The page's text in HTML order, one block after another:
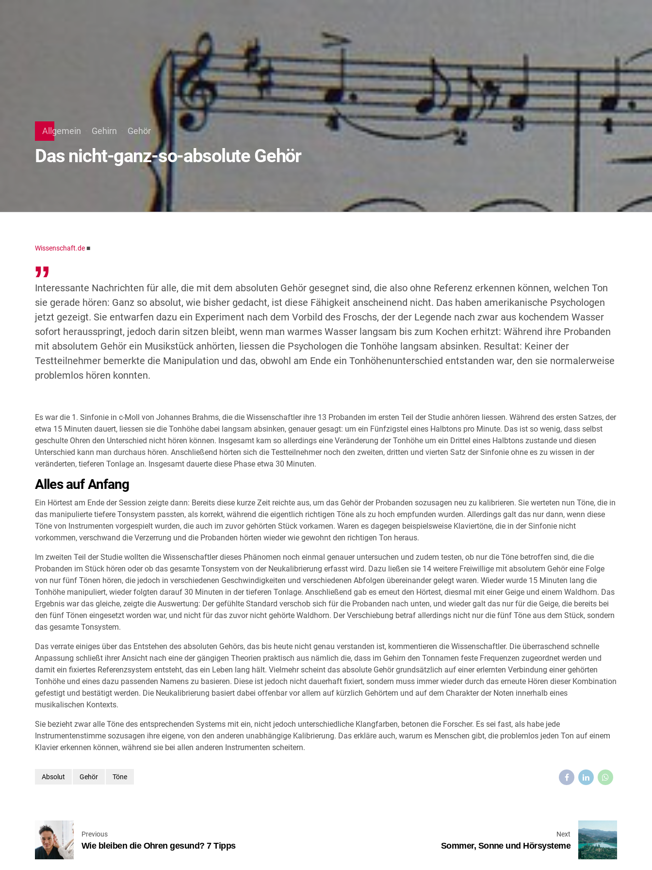
Allgemein Gehirn Gehör
Das nicht-ganz-so-absolute Gehör
Wissenschaft.de■
Interessante Nachrichten für alle, die mit dem absoluten Gehör gesegnet sind, die also ohne Referenz erkennen können, welchen Ton
sie gerade hören: Ganz so absolut, wie bisher gedacht, ist diese Fähigkeit anscheinend nicht. Das haben amerikanische Psychologen
jetzt gezeigt. Sie entwarfen dazu ein Experiment nach dem Vorbild des Froschs, der der Legende nach zwar aus kochendem Wasser
sofort herausspringt, jedoch darin sitzen bleibt, wenn man warmes Wasser langsam bis zum Kochen erhitzt: Während ihre Probanden
mit absolutem Gehör ein Musikstück anhörten, liessen die Psychologen die Tonhöhe langsam absinken. Resultat: Keiner der
Testteilnehmer bemerkte die Manipulation und das, obwohl am Ende ein Tonhöhenunterschied entstanden war, den sie normalerweise
problemlos hören konnten.
Es war die 1. Sinfonie in c-Moll von Johannes Brahms, die die Wissenschaftler ihre 13 Probanden im ersten Teil der Studie anhören liessen. Während des ersten Satzes, der
etwa 15 Minuten dauert, liessen sie die Tonhöhe dabei langsam absinken, genauer gesagt: um ein Fünfzigstel eines Halbtons pro Minute. Das ist so wenig, dass selbst
geschulte Ohren den Unterschied nicht hören können. Insgesamt kam so allerdings eine Veränderung der Tonhöhe um ein Drittel eines Halbtons zustande und diesen
Unterschied kann man durchaus hören. Anschließend hörten sich die Testteilnehmer noch den zweiten, dritten und vierten Satz der Sinfonie ohne es zu wissen in der
veränderten, tieferen Tonlage an. Insgesamt dauerte diese Phase etwa 30 Minuten.
Alles auf Anfang
Ein Hörtest am Ende der Session zeigte dann: Bereits diese kurze Zeit reichte aus, um das Gehör der Probanden sozusagen neu zu kalibrieren. Sie werteten nun Töne, die in
das manipulierte tiefere Tonsystem passten, als korrekt, während die eigentlich richtigen Töne als zu hoch empfunden wurden. Allerdings galt das nur dann, wenn diese
Töne von Instrumenten vorgespielt wurden, die auch im zuvor gehörten Stück vorkamen. Waren es dagegen beispielsweise Klaviertöne, die in der Sinfonie nicht
vorkommen, verschwand die Verzerrung und die Probanden hörten wieder wie gewohnt den richtigen Ton heraus.
Im zweiten Teil der Studie wollten die Wissenschaftler dieses Phänomen noch einmal genauer untersuchen und zudem testen, ob nur die Töne betroffen sind, die die
Probanden im Stück hören oder ob das gesamte Tonsystem von der Neukalibrierung erfasst wird. Dazu ließen sie 14 weitere Freiwillige mit absolutem Gehör eine Folge
von nur fünf Tönen hören, die jedoch in verschiedenen Geschwindigkeiten und verschiedenen Abfolgen übereinander gelegt waren. Wieder wurde 15 Minuten lang die
Tonhöhe manipuliert, wieder folgten darauf 30 Minuten in der tieferen Tonlage. Anschließend gab es erneut den Hörtest, diesmal mit einer Geige und einem Waldhorn. Das
Ergebnis war das gleiche, zeigte die Auswertung: Der gefühlte Standard verschob sich für die Probanden nach unten, und wieder galt das nur für die Geige, die bereits bei
den fünf Tönen eingesetzt worden war, und nicht für das zuvor nicht gehörte Waldhorn. Der Verschiebung betraf allerdings nicht nur die fünf Töne aus dem Stück, sondern
das gesamte Tonsystem.
Das verrate einiges über das Entstehen des absoluten Gehörs, das bis heute nicht genau verstanden ist, kommentieren die Wissenschaftler. Die überraschend schnelle
Anpassung schließt ihrer Ansicht nach eine der gängigen Theorien praktisch aus nämlich die, dass im Gehirn den Tonnamen feste Frequenzen zugeordnet werden und
damit ein fixiertes Referenzsystem entsteht, das ein Leben lang hält. Vielmehr scheint das absolute Gehör grundsätzlich auf einer erlernten Verbindung einer gehörten
Tonhöhe und eines dazu passenden Namens zu basieren. Diese ist jedoch nicht dauerhaft fixiert, sondern muss immer wieder durch das erneute Hören dieser Kombination
gefestigt und bestätigt werden. Die Neukalibrierung basiert dabei offenbar vor allem auf kürzlich Gehörtem und auf dem Charakter der Noten innerhalb eines
musikalischen Kontexts.
Sie bezieht zwar alle Töne des entsprechenden Systems mit ein, nicht jedoch unterschiedliche Klangfarben, betonen die Forscher. Es sei fast, als habe jede
Instrumentenstimme sozusagen ihre eigene, von den anderen unabhängige Kalibrierung. Das erkläre auch, warum es Menschen gibt, die problemlos jeden Ton auf einem
Klavier erkennen können, während sie bei allen anderen Instrumenten scheitern.
Absolut Gehör Töne
Previous
Wie bleiben die Ohren gesund? 7 Tipps
Next
Sommer, Sonne und Hörsysteme